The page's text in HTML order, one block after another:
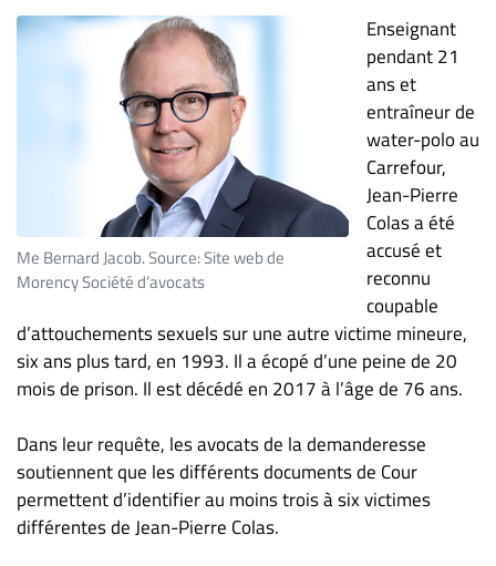
Me Bernard Jacob. Source: Site web de
Morency Société d’avocats
Enseignant
pendant 21
ans et
entraîneur de
water-polo au
Carrefour,
Jean-Pierre
Colas a été
accusé et
reconnu
coupable
d’attouchements sexuels sur une autre victime mineure,
six ans plus tard, en 1993. Il a écopé d’une peine de 20
mois de prison. Il est décédé en 2017 à l’âge de 76 ans.
Dans leur requête, les avocats de la demanderesse
soutiennent que les différents documents de Cour
permettent d’identifier au moins trois à six victimes
différentes de Jean-Pierre Colas.